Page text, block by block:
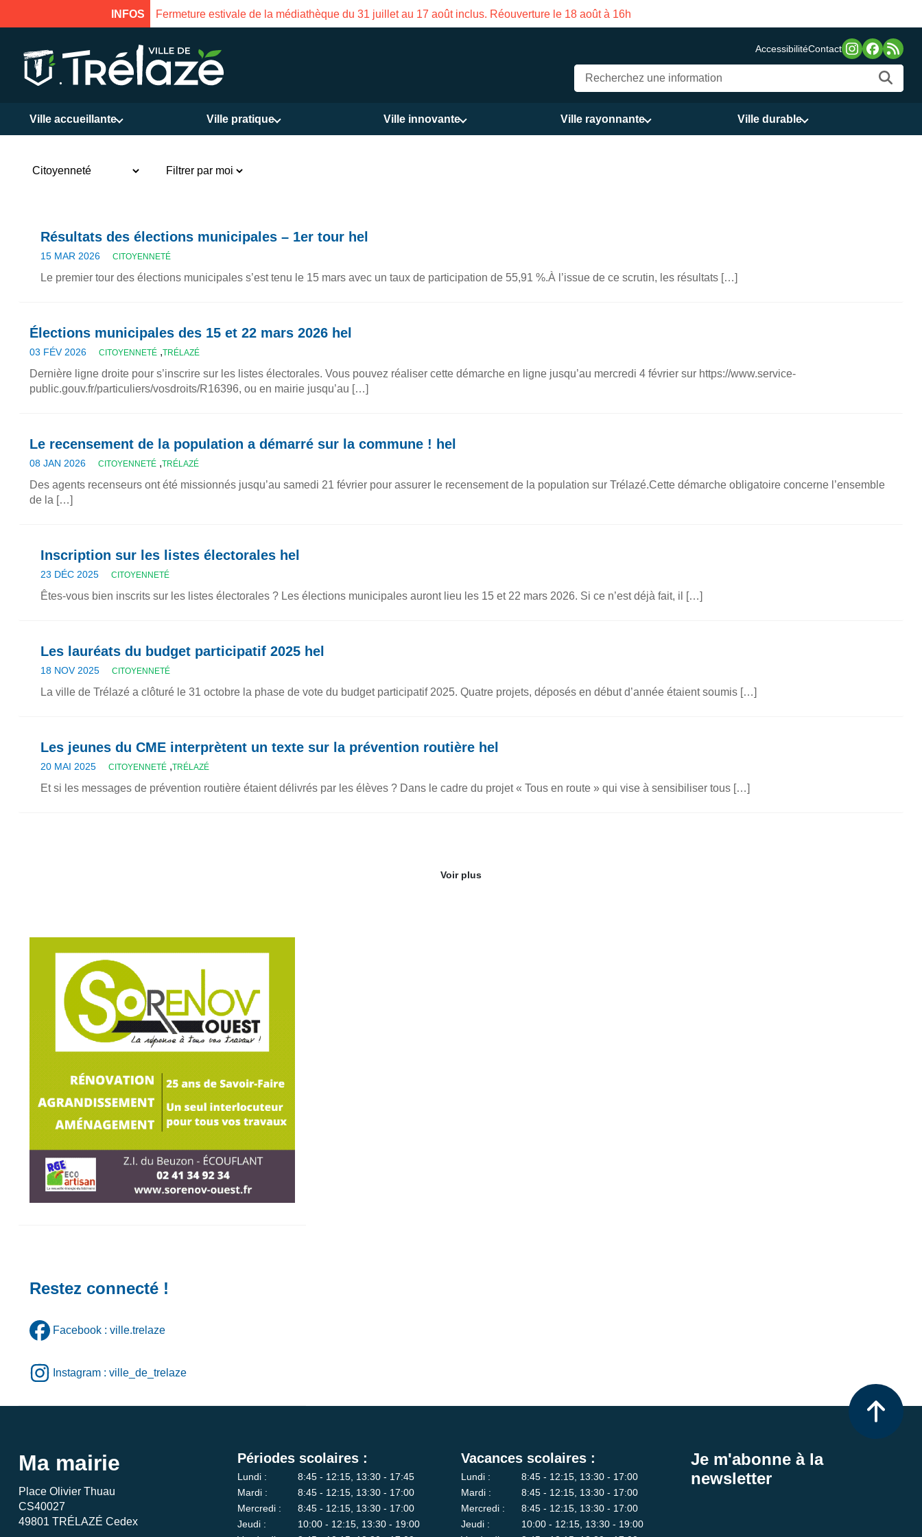
INFOS
août inclus. Réouverture le 18 août à 16h Fermeture estivale de la Maison des Services publics Vasco de Gama du 3 au 21 août
AccessibilitéContact
Ville accueillante Ville pratique Ville innovante Ville rayonnante Ville durable
Résultats des élections municipales – 1er tour hel
15 MAR 2026 CITOYENNETÉ
Le premier tour des élections municipales s’est tenu le 15 mars avec un taux de participation de 55,91 %.À l’issue de ce scrutin, les résultats […]
Élections municipales des 15 et 22 mars 2026 hel
03 FÉV 2026 CITOYENNETÉ,TRÉLAZÉ
Dernière ligne droite pour s’inscrire sur les listes électorales. Vous pouvez réaliser cette démarche en ligne jusqu’au mercredi 4 février sur https://www.service-
public.gouv.fr/particuliers/vosdroits/R16396, ou en mairie jusqu’au […]
Le recensement de la population a démarré sur la commune ! hel
08 JAN 2026 CITOYENNETÉ,TRÉLAZÉ
Des agents recenseurs ont été missionnés jusqu’au samedi 21 février pour assurer le recensement de la population sur Trélazé.Cette démarche obligatoire concerne l’ensemble
de la […]
Inscription sur les listes électorales hel
23 DÉC 2025 CITOYENNETÉ
Êtes-vous bien inscrits sur les listes électorales ? Les élections municipales auront lieu les 15 et 22 mars 2026. Si ce n’est déjà fait, il […]
Les lauréats du budget participatif 2025 hel
18 NOV 2025 CITOYENNETÉ
La ville de Trélazé a clôturé le 31 octobre la phase de vote du budget participatif 2025. Quatre projets, déposés en début d’année étaient soumis […]
Les jeunes du CME interprètent un texte sur la prévention routière hel
20 MAI 2025 CITOYENNETÉ,TRÉLAZÉ
Et si les messages de prévention routière étaient délivrés par les élèves ? Dans le cadre du projet « Tous en route » qui vise à sensibiliser tous […]
Voir plus
Restez connecté !
Facebook : ville.trelaze
Instagram : ville_de_trelaze
Ma mairie
Place Olivier Thuau
CS40027
49801 TRÉLAZÉ Cedex
Périodes scolaires :
Lundi :
8:45 - 12:15, 13:30 - 17:45
Mardi :
8:45 - 12:15, 13:30 - 17:00
Mercredi :
8:45 - 12:15, 13:30 - 17:00
Jeudi :
10:00 - 12:15, 13:30 - 19:00
Vacances scolaires :
Lundi :
8:45 - 12:15, 13:30 - 17:00
Mardi :
8:45 - 12:15, 13:30 - 17:00
Mercredi :
8:45 - 12:15, 13:30 - 17:00
Jeudi :
10:00 - 12:15, 13:30 - 19:00
Je m'abonne à la
newsletter